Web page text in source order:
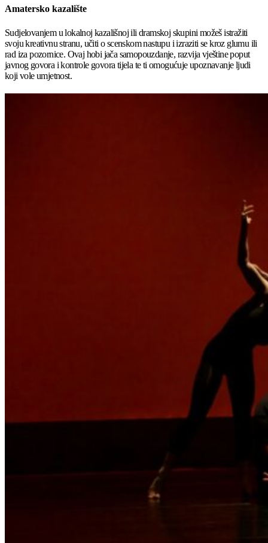
Amatersko kazalište
Sudjelovanjem u lokalnoj kazališnoj ili dramskoj skupini možeš istražiti
svoju kreativnu stranu, učiti o scenskom nastupu i izraziti se kroz glumu ili
rad iza pozornice. Ovaj hobi jača samopouzdanje, razvija vještine poput
javnog govora i kontrole govora tijela te ti omogućuje upoznavanje ljudi
koji vole umjetnost.